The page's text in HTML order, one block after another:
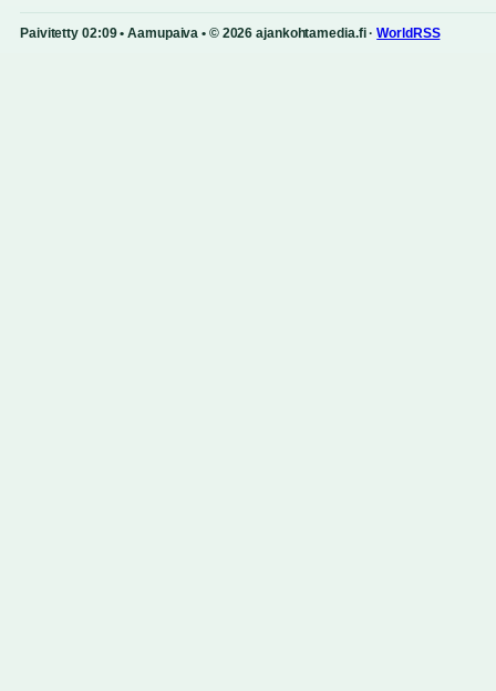
Paivitetty 02:09 • Aamupaiva • © 2026 ajankohtamedia.fi ·WorldRSS